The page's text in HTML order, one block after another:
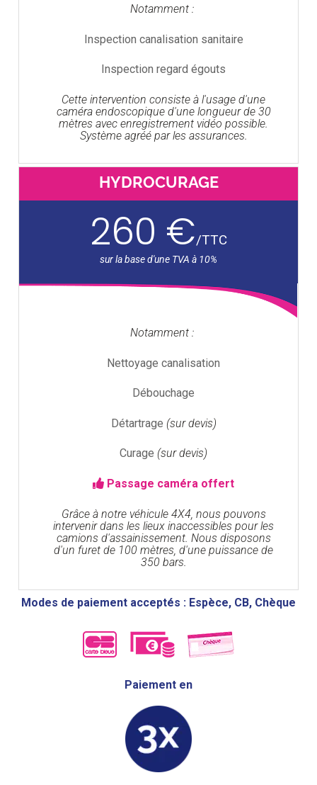
Notamment :
Inspection canalisation sanitaire
Inspection regard égouts
Cette intervention consiste à l'usage d'une
caméra endoscopique d'une longueur de 30
mètres avec enregistrement vidéo possible.
Système agréé par les assurances.
HYDROCURAGE
260 €/TTC
Notamment :
Nettoyage canalisation
Débouchage
Détartrage (sur devis)
Curage (sur devis)
Passage caméra offert
Grâce à notre véhicule 4X4, nous pouvons
intervenir dans les lieux inaccessibles pour les
camions d'assainissement. Nous disposons
d'un furet de 100 mètres, d'une puissance de
350 bars.
Modes de paiement acceptés : Espèce, CB, Chèque
Paiement en